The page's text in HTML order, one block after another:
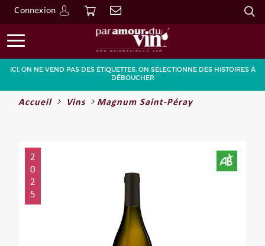
Connexion
Go
ICI, ON NE VEND PAS DES ÉTIQUETTES. ON SÉLECTIONNE DES HISTOIRES À
DÉBOUCHER
Accueil Vins Magnum Saint-Péray
2
0
2
5